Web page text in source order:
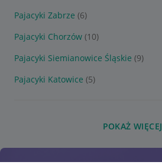
Pajacyki Zabrze (6)
Pajacyki Chorzów (10)
Pajacyki Siemianowice Śląskie (9)
Pajacyki Katowice (5)
POKAŻ WIĘCEJ